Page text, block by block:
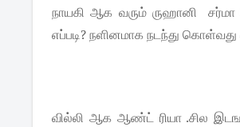
நாயகி ஆக வரும் ருஹானி சர்மா
எப்படி? நளினமாக நடந்து
வில்லி ஆக ஆண்ட் ரியா .சில